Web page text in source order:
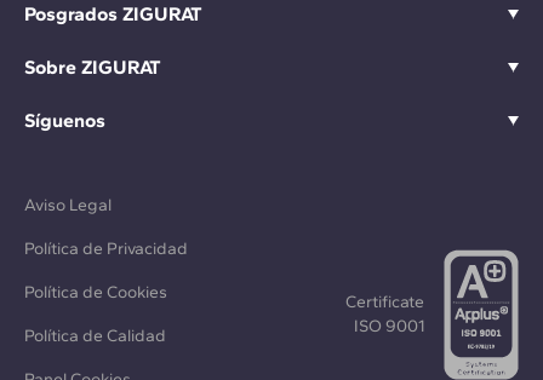
Posgrados ZIGURAT
Sobre ZIGURAT
Síguenos
Aviso Legal
Política de Privacidad
Política de Cookies
Política de Calidad
Certificate
ISO 9001